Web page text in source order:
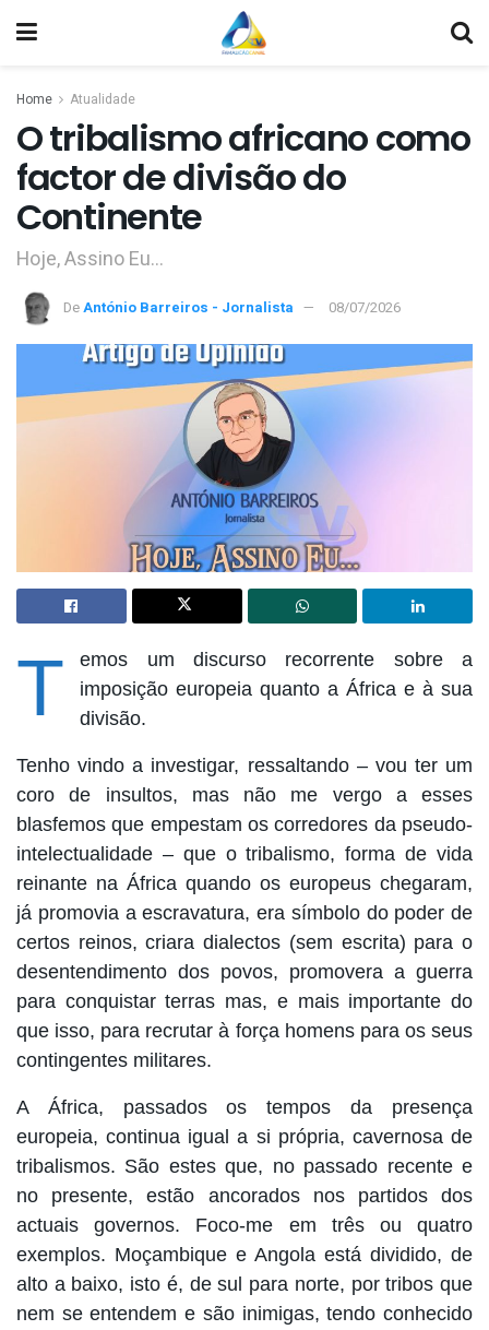
Home Atualidade
O tribalismo africano como
factor de divisão do
Continente
Hoje, Assino Eu…
DeAntónio Barreiros - Jornalista 08/07/2026
T
emos um discurso recorrente sobre a
imposição europeia quanto a África e à sua
divisão.
Tenho vindo a investigar, ressaltando – vou ter um
coro de insultos, mas não me vergo a esses
blasfemos que empestam os corredores da pseudo-
intelectualidade – que o tribalismo, forma de vida
reinante na África quando os europeus chegaram,
já promovia a escravatura, era símbolo do poder de
certos reinos, criara dialectos (sem escrita) para o
desentendimento dos povos, promovera a guerra
para conquistar terras mas, e mais importante do
que isso, para recrutar à força homens para os seus
contingentes militares.
A África, passados os tempos da presença
europeia, continua igual a si própria, cavernosa de
tribalismos. São estes que, no passado recente e
no presente, estão ancorados nos partidos dos
actuais governos. Foco-me em três ou quatro
exemplos. Moçambique e Angola está dividido, de
alto a baixo, isto é, de sul para norte, por tribos que
nem se entendem e são inimigas, tendo conhecido